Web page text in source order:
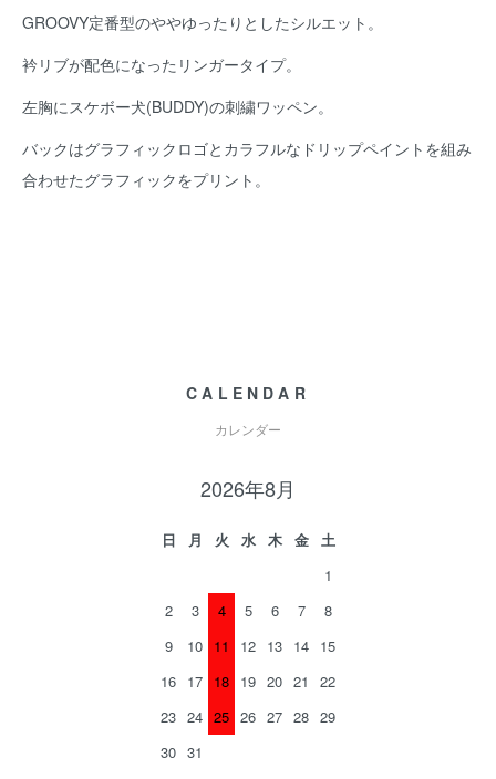
GROOVY定番型のややゆったりとしたシルエット。
衿リブが配色になったリンガータイプ。
左胸にスケボー犬(BUDDY)の刺繍ワッペン。
バックはグラフィックロゴとカラフルなドリップペイントを組み
合わせたグラフィックをプリント。
CALENDAR
カレンダー
2026年8月
日 月 火 水 木 金
土
1
2
3 4 5 6 7
8
9
10 11 12 13 14 15
16 17 18 19 20 21
22
23 24 25 26 27 28 29
30 31